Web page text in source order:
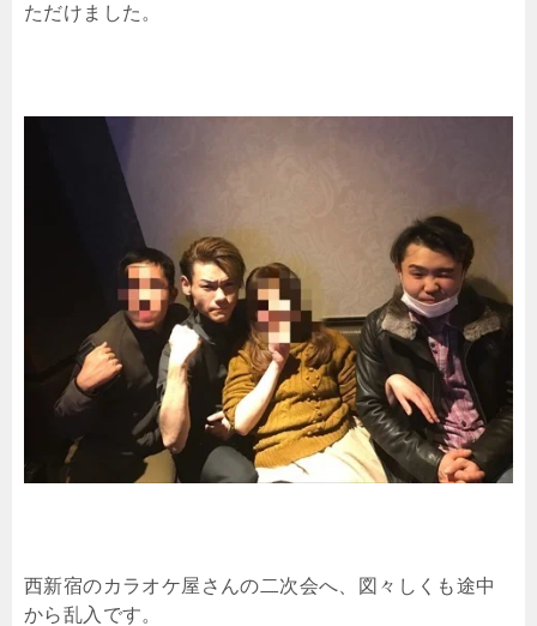
ただけました。
西新宿のカラオケ屋さんの二次会へ、図々しくも途中
から乱入です。